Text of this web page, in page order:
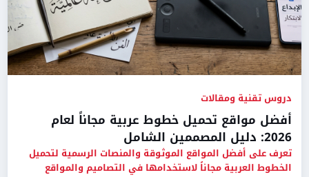
دروس تقنية ومقالات
أفضل مواقع تحميل خطوط عربية مجاناً لعام
2026: دليل المصممين الشامل
تعرف على أفضل المواقع الموثوقة والمنصات الرسمية لتحميل
الخطوط العربية مجاناً لاستخدامها في التصاميم والمواقع